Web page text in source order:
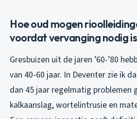
Hoe oud mogen
voordat vervanging nodig
Gresbuizen uit de jaren ’60-’80
van 40-60 jaar. In Deventer zie ik
dan 45 jaar regelmatig problemen
kalkaanslag, wortelintrusie en